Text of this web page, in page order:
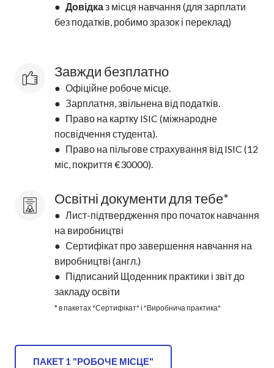
● Довідказ місця навчання (для зарплати
без податків, робимо зразок і переклад)
Завжди безплатно
● Офіційне робоче місце.
● Зарплатня, звільнена від податків.
● Право на картку ISIC (міжнародне
посвідчення студента).
● Право на пільгове страхування від ISIC (12
міс, покриття €30000).
Освітні документи для тебе*
● Лист-підтвердження про початок навчання
на виробництві
● Сертифікат про завершення навчання на
виробництві (англ.)
● Підписаний Щоденник практики і звіт до
закладу освіти
* в пакетах "Сертифікат" і "Виробнича практика"
ПАКЕТ 1 "РОБОЧЕ МІСЦЕ"